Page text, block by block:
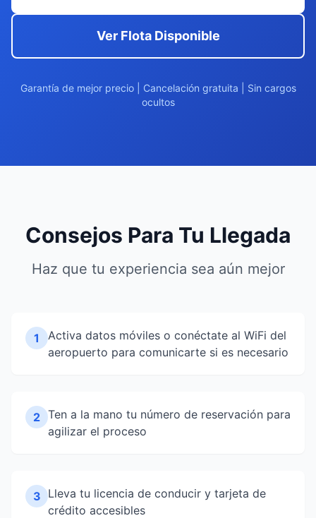
Ver Flota Disponible
Garantía de mejor precio | Cancelación gratuita | Sin cargos
ocultos
Consejos Para Tu Llegada
Haz que tu experiencia sea aún mejor
1
Activa datos móviles o conéctate al WiFi del
aeropuerto para comunicarte si es necesario
2 Ten a la mano tu número de reservación para
agilizar el proceso
3 Lleva tu licencia de conducir y tarjeta de
crédito accesibles